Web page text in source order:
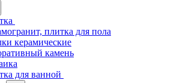
плитка для пола
керамические
камень
для ванной